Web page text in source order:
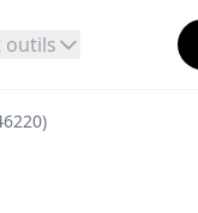
outils